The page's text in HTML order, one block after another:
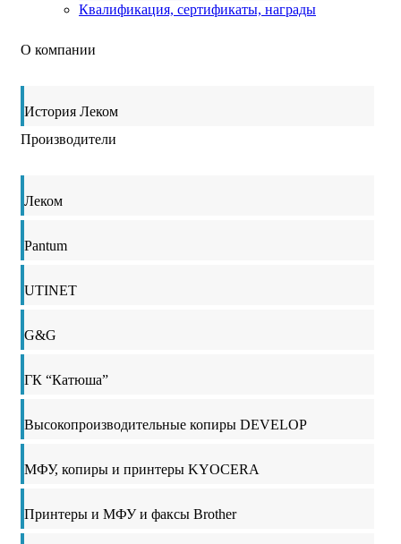
Квалификация, сертификаты, награды
О компании
История Леком
Производители
Леком
Pantum
UTINET
G&G
ГК “Катюша”
Высокопроизводительные копиры DEVELOP
МФУ, копиры и принтеры KYOCERA
Принтеры и МФУ и факсы Brother